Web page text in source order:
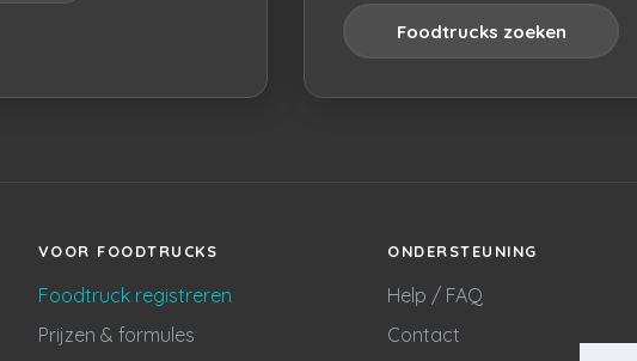
Foodtrucks zoeken
VOOR FOODTRUCKS
Foodtruck registreren
Prijzen & formules
ONDERSTEUNING
Help / FAQ
Contact